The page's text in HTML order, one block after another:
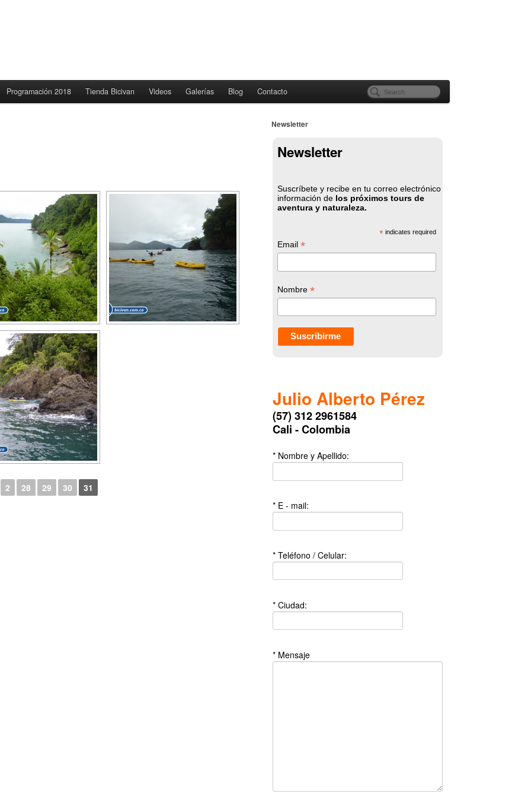
Programación 2018 Tienda Bicivan Videos Galerías Blog Contacto
2 28 29 30 31
Newsletter
Newsletter
Suscríbete y recibe en tu correo electrónico
información de los próximos tours de
aventura y naturaleza.
*indicates required
Email*
Nombre*
Julio Alberto Pérez
(57) 312 2961584
Cali - Colombia
* Nombre y Apellido:
* E - mail:
* Teléfono / Celular:
* Ciudad:
* Mensaje